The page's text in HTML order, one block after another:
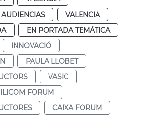
VALENCIA
EN PORTADA TEMÁTICA
INNOVACIÓ
PAULA LLOBET
VASIC
FORUM
CAIXA FORUM